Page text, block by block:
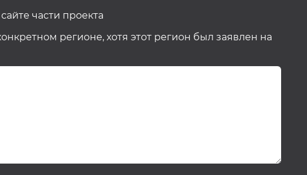
части проекта
регионе, хотя этот регион был заявлен на